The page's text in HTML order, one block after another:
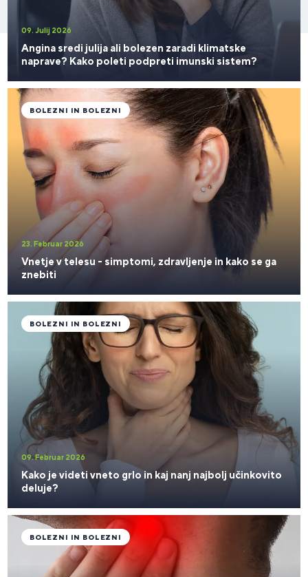
09. Julij 2026
Angina sredi julija ali bolezen zaradi klimatske
naprave? Kako poleti podpreti imunski sistem?
23. Februar 2026
Vnetje v telesu - simptomi, zdravljenje in kako se ga
znebiti
BOLEZNI IN BOLEZNI
09. Februar 2026
Kako je videti vneto grlo in kaj nanj najbolj učinkovito
deluje?
BOLEZNI IN BOLEZNI
BOLEZNI IN BOLEZNI